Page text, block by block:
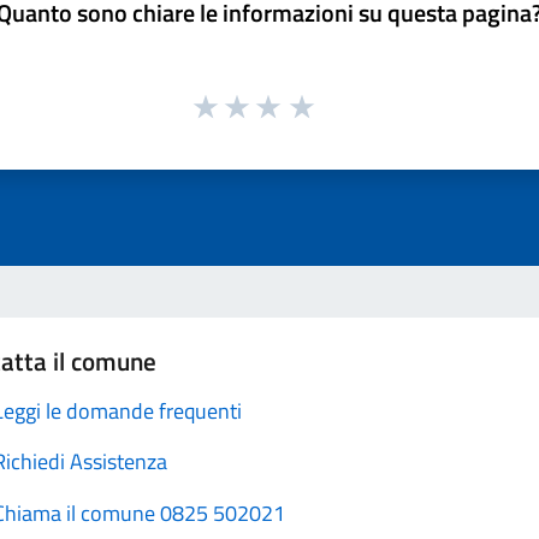
sono chiare le informazioni su questa
il comune
le domande frequenti
Assistenza
il comune 0825 502021